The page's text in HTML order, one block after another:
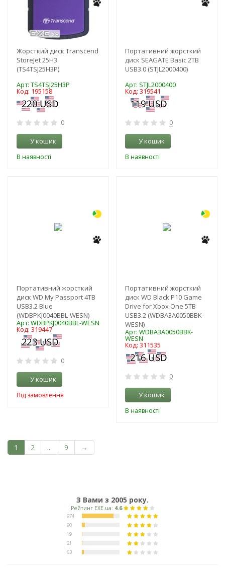
Жорсткий диск Transcend
StoreJet 25H3
(TS4TSJ25H3P)
Арт: TS4TSJ25H3P
Код: 195158
0
У кошик
В наявності
Портативний жорсткий
диск SEAGATE Basic 2TB
USB3.0 (STJL2000400)
Арт: STJL2000400
Код: 319541
0
У кошик
В наявності
Портативний жорсткий
диск WD My Passport 4TB
USB3.2 Blue
(WDBPKJ0040BBL-WESN)
Арт: WDBPKJ0040BBL-WESN
Код: 319447
0
У кошик
Під замовлення
Портативний жорсткий
диск WD Black P10 Game
Drive for Xbox One 5TB
USB3.2 (WDBA3A0050BBK-
WESN)
Арт: WDBA3A0050BBK-
WESN
Код: 311535
0
У кошик
В наявності
1 2 ... 9 →
З Вами з 2005 року.